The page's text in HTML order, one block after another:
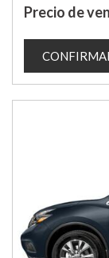
Precio de